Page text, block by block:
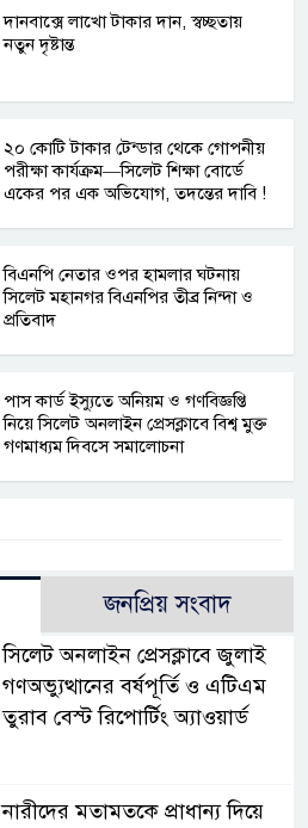
দানবাক্সে লাখো টাকার দান, স্বচ্ছতায়
নতুন দৃষ্টান্ত
২০ কোটি টাকার টেন্ডার থেকে গোপনীয়
পরীক্ষা কার্যক্রম—সিলেট শিক্ষা বোর্ডে
একের পর এক অভিযোগ, তদন্তের দাবি !
বিএনপি নেতার ওপর হামলার ঘটনায়
সিলেট মহানগর বিএনপির তীব্র নিন্দা ও
প্রতিবাদ
পাস কার্ড ইস্যুতে অনিয়ম ও গণবিজ্ঞপ্তি
নিয়ে সিলেট অনলাইন প্রেসক্লাবে বিশ্ব মুক্ত
গণমাধ্যম দিবসে সমালোচনা
জনপ্রিয় সংবাদ
সিলেট অনলাইন প্রেসক্লাবে জুলাই
গণঅভ্যুত্থানের বর্ষপূর্তি ও এটিএম
তুরাব বেস্ট রিপোর্টিং অ্যাওয়ার্ড
নারীদের মতামতকে প্রাধান্য দিয়ে